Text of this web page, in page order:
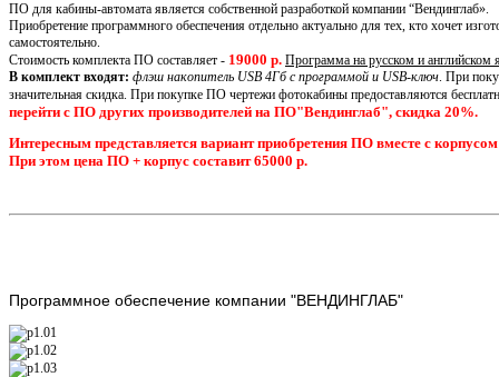
ПО для кабины-автомата является собственной разработкой компании “Вендинглаб».
Приобретение программного обеспечения отдельно актуально для тех, кто хочет
самостоятельно.
Стоимость комплекта ПО составляет - 19000 р. Программа на русском и английском
В комплект входят: флэш накопитель USB 4Гб с программой и USB-ключ. При
значительная скидка. При покупке ПО чертежи фотокабины предоставляются
перейти с ПО других производителей на ПО"Вендинглаб", скидка 20%.
Интересным представляется вариант приобретения ПО вместе с
При этом цена ПО + корпус составит 65000 р.
Программное обеспечение компании "ВЕНДИНГЛАБ"